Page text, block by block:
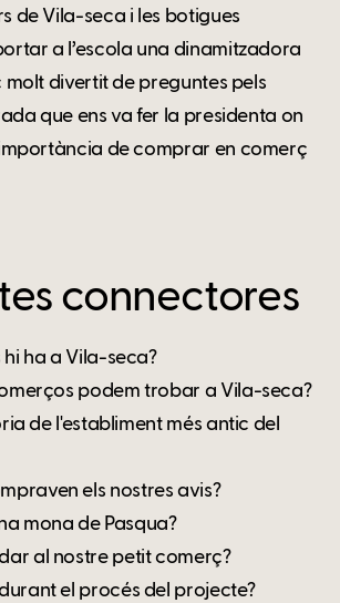
de Vila-seca i les botigues
a l’escola una dinamitzadora
molt divertit de preguntes pels
que ens va fer la presidenta on
de comprar en comerç
connectores
ha a Vila-seca?
podem trobar a Vila-seca?
de l'establiment més antic del
els nostres avis?
mona de Pasqua?
al nostre petit comerç?
el procés del projecte?